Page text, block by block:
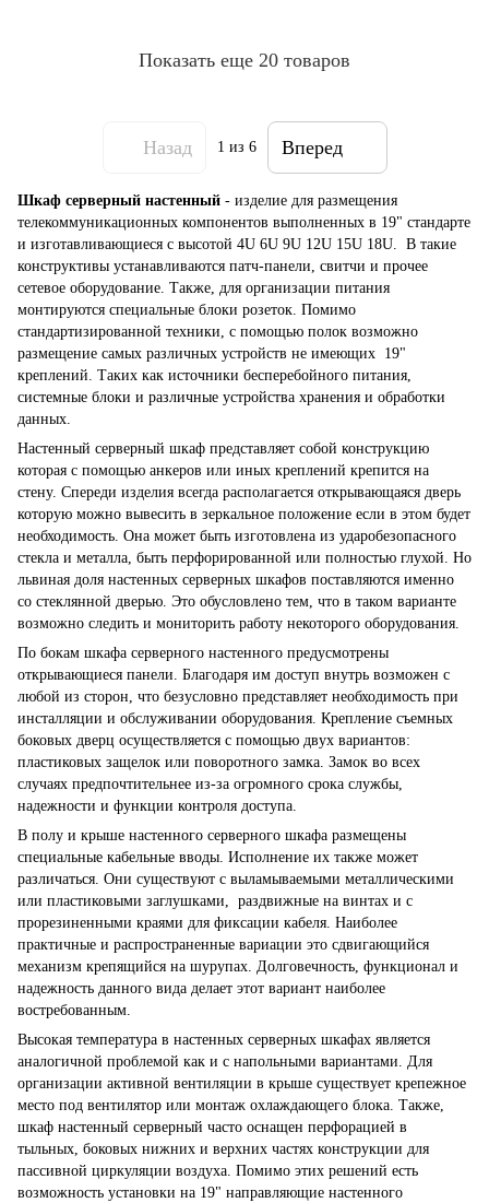
Показать еще 20 товаров
Назад 1 из 6 Вперед
Шкаф серверный настенный - изделие для размещения
телекоммуникационных компонентов выполненных в 19" стандарте
и изготавливающиеся с высотой 4U 6U 9U 12U 15U 18U. В такие
конструктивы устанавливаются патч-панели, свитчи и прочее
сетевое оборудование. Также, для организации питания
монтируются специальные блоки розеток. Помимо
стандартизированной техники, с помощью полок возможно
размещение самых различных устройств не имеющих 19"
креплений. Таких как источники бесперебойного питания,
системные блоки и различные устройства хранения и обработки
данных.
Настенный серверный шкаф представляет собой конструкцию
которая с помощью анкеров или иных креплений крепится на
стену. Спереди изделия всегда располагается открывающаяся дверь
которую можно вывесить в зеркальное положение если в этом будет
необходимость. Она может быть изготовлена из ударобезопасного
стекла и металла, быть перфорированной или полностью глухой. Но
львиная доля настенных серверных шкафов поставляются именно
со стеклянной дверью. Это обусловлено тем, что в таком варианте
возможно следить и мониторить работу некоторого оборудования.
По бокам шкафа серверного настенного предусмотрены
открывающиеся панели. Благодаря им доступ внутрь возможен с
любой из сторон, что безусловно представляет необходимость при
инсталляции и обслуживании оборудования. Крепление съемных
боковых дверц осуществляется с помощью двух вариантов:
пластиковых защелок или поворотного замка. Замок во всех
случаях предпочтительнее из-за огромного срока службы,
надежности и функции контроля доступа.
В полу и крыше настенного серверного шкафа размещены
специальные кабельные вводы. Исполнение их также может
различаться. Они существуют с выламываемыми металлическими
или пластиковыми заглушками, раздвижные на винтах и с
прорезиненными краями для фиксации кабеля. Наиболее
практичные и распространенные вариации это сдвигающийся
механизм крепящийся на шурупах. Долговечность, функционал и
надежность данного вида делает этот вариант наиболее
востребованным.
Высокая температура в настенных серверных шкафах является
аналогичной проблемой как и с напольными вариантами. Для
организации активной вентиляции в крыше существует крепежное
место под вентилятор или монтаж охлаждающего блока. Также,
шкаф настенный серверный часто оснащен перфорацией в
тыльных, боковых нижних и верхних частях конструкции для
пассивной циркуляции воздуха. Помимо этих решений есть
возможность установки на 19" направляющие настенного